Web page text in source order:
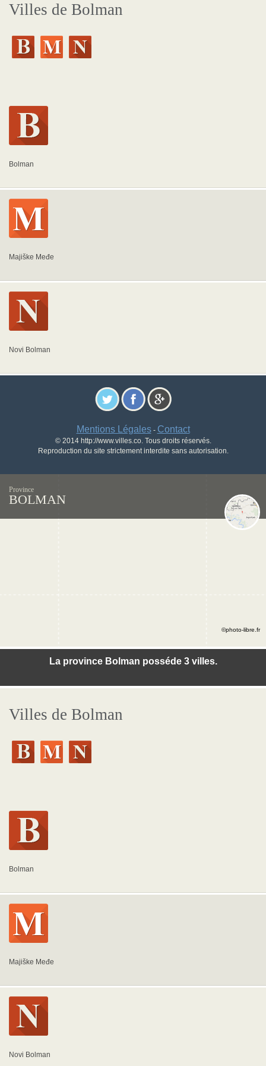
Villes de Bolman
Bolman
Majiške Međe
Novi Bolman
Mentions Légales- Contact
© 2014 http://www.villes.co. Tous droits réservés.
Reproduction du site strictement interdite sans autorisation.
Province
BOLMAN
La province Bolman posséde 3 villes.
©photo-libre.fr
Villes de Bolman
Bolman
Majiške Međe
Novi Bolman